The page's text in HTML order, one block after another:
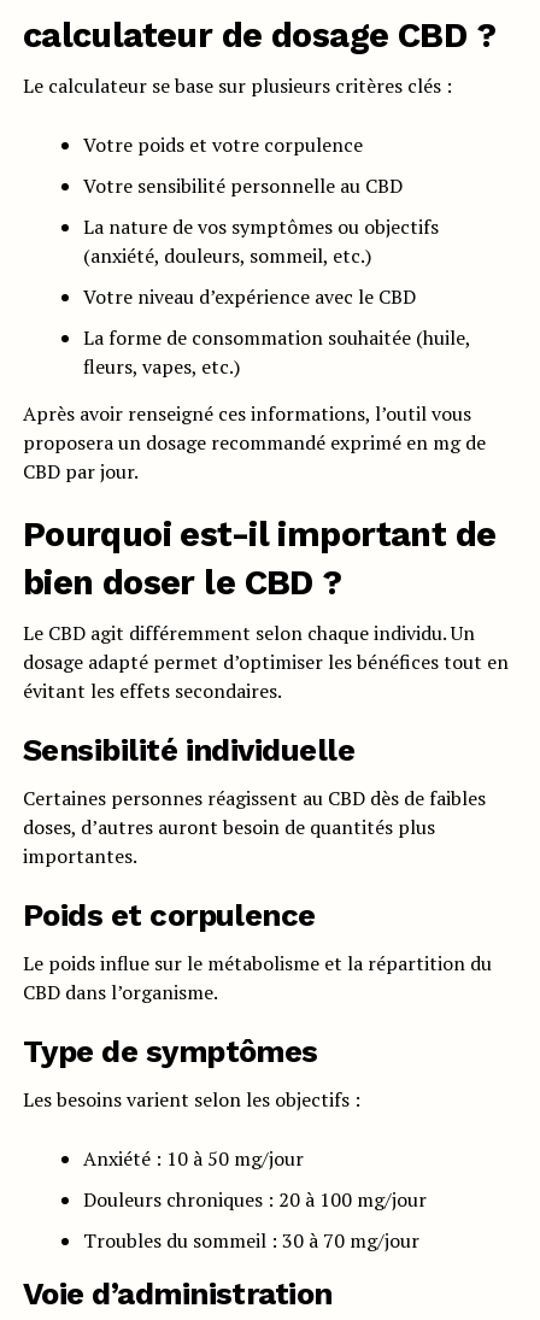
calculateur de dosage CBD ?
Le calculateur se base sur plusieurs critères clés :
Votre poids et votre corpulence
Votre sensibilité personnelle au CBD
La nature de vos symptômes ou objectifs
(anxiété, douleurs, sommeil, etc.)
Votre niveau d’expérience avec le CBD
La forme de consommation souhaitée (huile,
fleurs, vapes, etc.)
Après avoir renseigné ces informations, l’outil vous
proposera un dosage recommandé exprimé en mg de
CBD par jour.
Pourquoi est-il important de
bien doser le CBD ?
Le CBD agit différemment selon chaque individu. Un
dosage adapté permet d’optimiser les bénéfices tout en
évitant les effets secondaires.
Sensibilité individuelle
Certaines personnes réagissent au CBD dès de faibles
doses, d’autres auront besoin de quantités plus
importantes.
Poids et corpulence
Le poids influe sur le métabolisme et la répartition du
CBD dans l’organisme.
Type de symptômes
Les besoins varient selon les objectifs :
Anxiété : 10 à 50 mg/jour
Douleurs chroniques : 20 à 100 mg/jour
Troubles du sommeil : 30 à 70 mg/jour
Voie d’administration